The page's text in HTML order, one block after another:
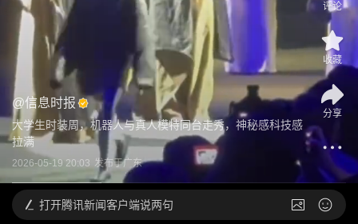
@信息时报
大学生时装周，机器人与真人模特同台走秀，神秘感科技感
拉满
2026-05-19 20:03 发布于广东
评论
收藏
分享
打开腾讯新闻客户端说两句